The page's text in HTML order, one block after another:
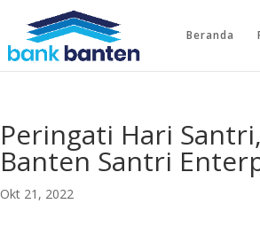
Beranda
Peringati Hari
Banten Santri
Okt 21, 2022